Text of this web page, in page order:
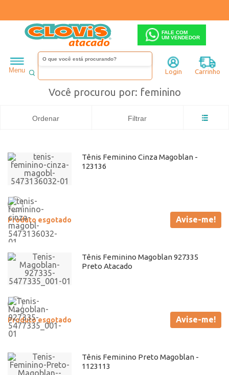
FALE COM
UM VENDEDOR
Menu Login Carrinho
Feminino Tênis Busca: feminino
Magoblan
feminino
Você procurou por: feminino
Ordenar Filtrar
Tênis Feminino Cinza Magoblan -
123136
Produto esgotado Avise-me!
Tênis Feminino Magoblan 927335
Preto Atacado
Produto esgotado Avise-me!
Tênis Feminino Preto Magoblan -
1123113